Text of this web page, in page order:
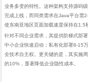
业务多变的特性。这种架构支持源码
完成上线，而同类需求在Java平台需
使东南亚地区页面加载速度保持在1.5
针对不同企业需求，其提供阶梯式部署
中小企业快速启动；私有化部署8-15
全技术自主权。更关键的是，其实施
的10%，显著降低企业隐性成本。